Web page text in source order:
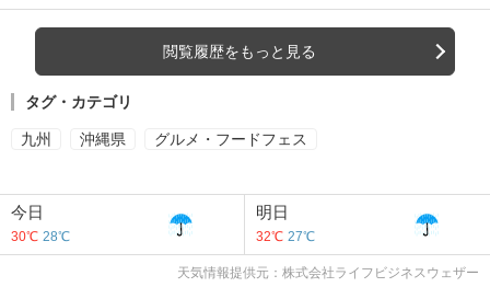
閲覧履歴をもっと見る
タグ・カテゴリ
九州 沖縄県 グルメ・フードフェス
今日
30℃ 28℃
明日
32℃ 27℃
天気情報提供元：株式会社ライフビジネスウェザー